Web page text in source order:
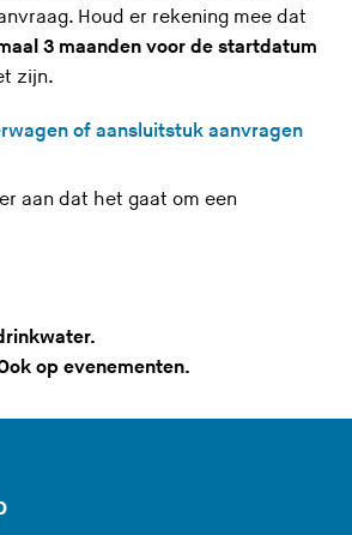
Houd er rekening mee dat
3 maanden voor de startdatum
zijn.
of aansluitstuk aanvragen
aan dat het gaat om een
op evenementen.